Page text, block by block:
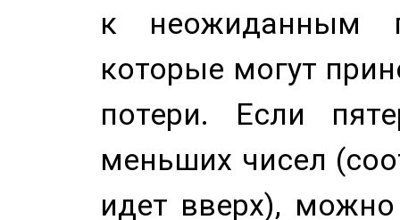
к неожиданным
которые могут
потери. Если
меньших чисел
идет вверх),